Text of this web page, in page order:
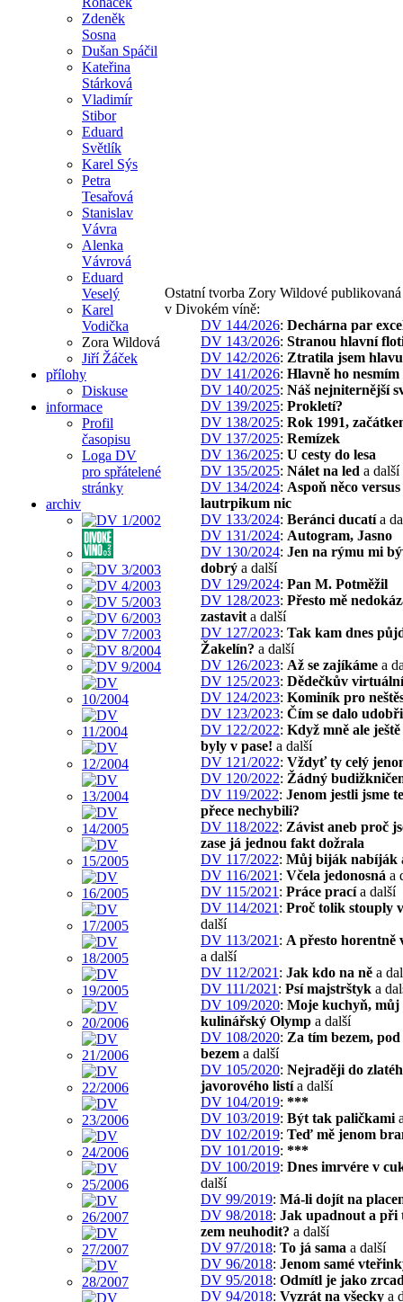
Zdeněk
Sosna
Dušan Spáčil
Kateřina
Stárková
Vladimír
Stibor
Eduard
Světlík
Karel Sýs
Petra
Tesařová
Stanislav
Vávra
Alenka
Vávrová
Eduard
Veselý
Karel
Vodička
Zora Wildová
Jiří Žáček
přílohy
Diskuse
informace
Profil
časopisu
Loga DV
pro spřátelené
stránky
archiv
Ostatní tvorba Zory Wildové publikovaná
v Divokém víně:
DV 144/2026: Dechárna par
DV 143/2026: Stranou hlavní
DV 142/2026: Ztratila jsem hlavu
DV 141/2026: Hlavně ho
DV 140/2025: Náš nejniternější
DV 139/2025: Prokletí?
DV 138/2025: Rok 1991,
DV 137/2025: Remízek
DV 136/2025: U cesty do lesa
DV 135/2025: Nálet na led a další
DV 134/2024: Aspoň něco versus
lautrpikum nic
DV 133/2024: Beránci ducatía
DV 131/2024: Autogram, Jasno
DV 130/2024: Jen na rýmu mi
dobrý a další
DV 129/2024: Pan M. Potměžil
DV 128/2023: Přesto mě
zastavit a další
DV 127/2023: Tak kam dnes
Žakelín? a další
DV 126/2023: Až se zajíkáme a
DV 125/2023: Dědečkův
DV 124/2023: Kominík pro
DV 123/2023: Čím se dalo
DV 122/2022: Když mně ale
byly v pase! a další
DV 121/2022: Vždyť ty celý
DV 120/2022: Žádný
DV 119/2022: Jenom jestli jsme
přece nechybili?
DV 118/2022: Závist aneb proč
zase já jednou fakt dožrala
DV 117/2022: Můj biják nabíják
DV 116/2021 : Včela jedonosná a
DV 115/2021 : Práce pracía další
DV 114/2021 : Proč tolik stouply
další
DV 113/2021 : A přesto horentně
a další
DV 112/2021 : Jak kdo na ně a
DV 111/2021 : Psí majstrštyk a
DV 109/2020: Moje kuchyň, můj
kulinářský Olymp a další
DV 108/2020: Za tím bezem,
bezem a další
DV 105/2020: Nejraději do
javorového listía další
DV 104/2019: ***
DV 103/2019: Být tak paličkami
DV 102/2019: Teď mě jenom
DV 101/2019: ***
DV 100/2019: Dnes imrvére v
další
DV 99/2019: Má-li dojít na
DV 98/2018: Jak upadnout a při
zem neuhodit? a další
DV 97/2018: To já sama a další
DV 96/2018: Jenom samé
DV 95/2018: Odmítl je jako
DV 94/2018: Vyzrát na všecky a